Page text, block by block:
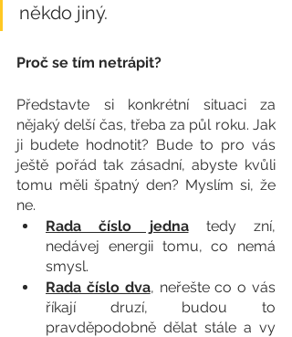
někdo jiný.
Proč se tím netrápit?
Představte si konkrétní situaci za
nějaký delší čas, třeba za půl roku. Jak
ji budete hodnotit? Bude to pro vás
ještě pořád tak zásadní, abyste kvůli
tomu měli špatný den? Myslím si, že
ne.
Rada číslo jedna tedy zní,
nedávej energii tomu, co nemá
smysl.
Rada číslo dva, neřešte co o vás
říkají druzí, budou to
pravděpodobně dělat stále a vy